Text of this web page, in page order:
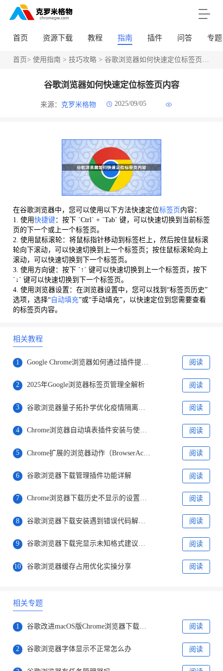
首页 资源下载 教程 指南 插件 问答 专题
首页> 使用指南 > 技巧攻略> 谷歌浏览器如何快速定位标签页内容
谷歌浏览器如何快速定位标签页内容
来源： 克罗米格物 2025/09/05
在谷歌浏览器中，您可以使用以下方法快速定位标签页 内容：
1. 使用快捷键：按下 `Ctrl` + `Tab` 键，可以快速切换到当前标签
页的下一个或上一个标签页。
2. 使用鼠标滚轮：将鼠标指针移动到标签栏上，然后按住鼠标滚
轮向下滚动，可以快速切换到上一个标签页；按住鼠标滚轮向上
滚动，可以快速切换到下一个标签页。
3. 使用方向键：按下 `↑` 键可以快速切换到上一个标签页，按下
`↓` 键可以快速切换到下一个标签页。
4. 使用浏览器设置：在浏览器设置中，您可以找到“标签页历史”
选项，选择“自动填充”或“手动填充”，以快速定位到您需要查看
的标签页内容。
相关教程
1 阅读
2 2025年Google浏览器标签页管理全解析 阅读
3 阅读
4 Chrome浏览器自动填表插件安装与使用教程 阅读
5 Chrome扩展的浏览器动作（BrowserAction）与页面动作（PageAction）有何区别 阅读
6 谷歌浏览器下载管理插件功能详解 阅读
7 Chrome浏览器下载历史不显示的设置调整方式 阅读
8 谷歌浏览器下载安装遇到错误代码解决办法 阅读
9 谷歌浏览器下载完显示未知格式建议用哪些工具打开 阅读
10 谷歌浏览器缓存占用优化实操分享 阅读
相关专题
1 谷歌改进macOS版Chrome浏览器下载体验 阅读
2 谷歌浏览器字体显示不正常怎么办 阅读